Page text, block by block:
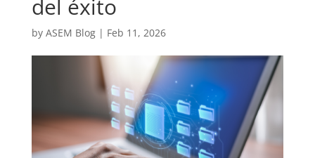
del éxito
by ASEM Blog| Feb 11, 2026